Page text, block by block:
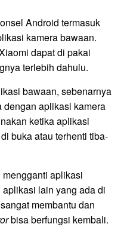
Android termasuk
kamera bawaan.
dapat di pakai
terlebih dahulu.
bawaan, sebenarnya
dengan aplikasi kamera
ketika aplikasi
buka atau terhenti tiba-
aplikasi
lain yang ada di
membantu dan
bisa berfungsi kembali.